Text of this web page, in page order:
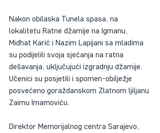
Nakon obilaska Tunela spasa, na
lokalitetu Ratne džamije na Igmanu,
Midhat Karić i Nazim Lapijani sa mladima
su podijelili svoja sjećanja na ratna
dešavanja, uključujući izgradnju džamije.
Učenici su posjetili i spomen-obilježje
posvećeno goraždanskom Zlatnom ljiljanu
Zaimu Imamoviću.
Direktor Memorijalnog centra Sarajevo,